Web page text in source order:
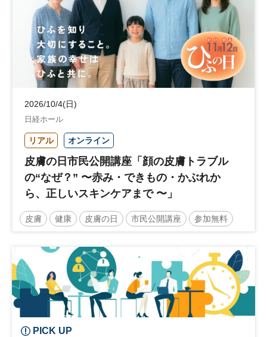
2026/10/4(日)
日経ホール
リアル オンライン
皮膚の日市民公開講座「顔の皮膚トラブル
の“なぜ？” 〜赤み・できもの・かぶれか
ら、正しいスキンケアまで 〜」
皮膚 健康 皮膚の日 市民公開講座 参加無料
PICK UP